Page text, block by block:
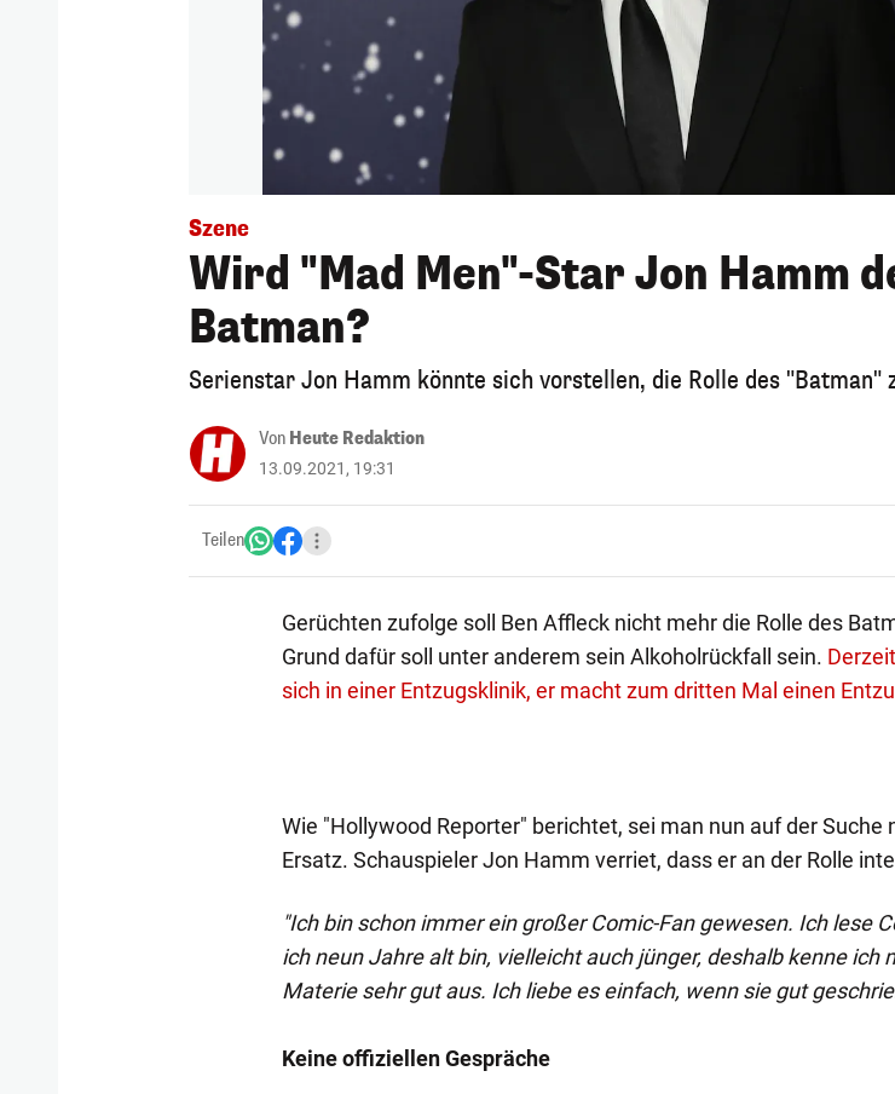
Szene
Wird "Mad Men"-Star Jon Hamm
Batman?
Serienstar Jon Hamm könnte sich vorstellen, die Rolle des "Batman"
Von Heute Redaktion
13.09.2021, 19:31
Teilen
Gerüchten zufolge soll Ben Affleck nicht mehr die Rolle des
Grund dafür soll unter anderem sein Alkoholrückfall sein.
sich in einer Entzugsklinik, er macht zum dritten Mal einen
Wie "Hollywood Reporter" berichtet, sei man nun auf der Suche
Ersatz. Schauspieler Jon Hamm verriet, dass er an der Rolle
"Ich bin schon immer ein großer Comic-Fan gewesen. Ich lese
ich neun Jahre alt bin, vielleicht auch jünger, deshalb kenne ich
Materie sehr gut aus. Ich liebe es einfach, wenn sie gut
Keine offiziellen Gespräche